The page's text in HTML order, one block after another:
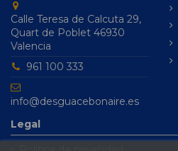
Calle Teresa de Calcuta 29,
Quart de Poblet 46930
Valencia
961 100 333
info@desguacebonaire.es
Legal